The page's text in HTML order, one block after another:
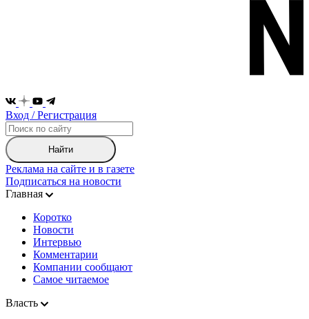
Вход / Регистрация
Найти
Реклама на сайте и в газете
Подписаться на новости
Главная
Коротко
Новости
Интервью
Комментарии
Компании сообщают
Самое читаемое
Власть